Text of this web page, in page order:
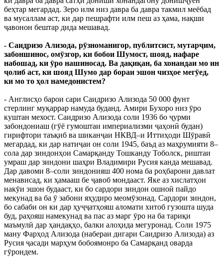
беҳтар мегардад. Зеро илм низ давра ба давра такмил меёбад
ва мусаллам аст, ки дар пешрафти илм пеш аз ҳама, нақши
ҷавонон бештар дида мешавад.
- Саидризо Ализода, рӯзноманигор, публитсист, мутарҷим,
забоншинос, омӯзгор, ки бобои Шумост, шояд, нафаре
набошад, ки ӯро нашиносад. Ва дақиқан, ба хонандаи мо ин
ҷолиб аст, ки шояд Шумо дар бораи эшон чизҳое мегӯед,
ки мо то ҳол намедонистем?
- Англисҳо барои сари Саидризо Ализода 50 000 фунт
стерлинг муқаррар намуда буданд. Амири Бухоро низ ӯро
куштан мехост. Саидризо Ализода соли 1936 бо ҷурми
забондониаш (гӯё гумоштаи империализми ҷаҳонӣ будан)
гирифтори таъқиб ва шиканҷаи НКВД–и Иттиҳоди Шӯравӣ
мегардад, ки дар натиҷаи он соли 1945, баъд аз маҳрумияти 8–
сола дар зиндонҳои Самарқанду Тошканду Тоболск, риштаи
умраш дар зиндони шаҳри Владимири Русия канда мешавад.
Дар давоми 8–соли зиндонияш 400 нома ба роҳбарони давлат
менависад, ки ҳамааш бе ҷавоб мондааст. Яке аз хислатҳои
накӯи эшон будааст, ки бо сардори зиндон ошноӣ пайдо
мекунад ва ба ӯ забони яҳудиро меомӯзонад. Сардори зиндон,
бо сабаби он ки дар ҳуҷҷатҳояш аломати хитоб гузошта шуда
буд, раҳояш намекунад ва пас аз марг ӯро на ба тариқи
маъмулӣ дар ҳандақҳо, балки алоҳида мегуронад. Соли 1975
ману Фарҳод Ализода (набераи дигари Саидризо Ализода) аз
Русия ҷасади марҳум бобоямонро ба Самарқанд оварда
гӯрондем.